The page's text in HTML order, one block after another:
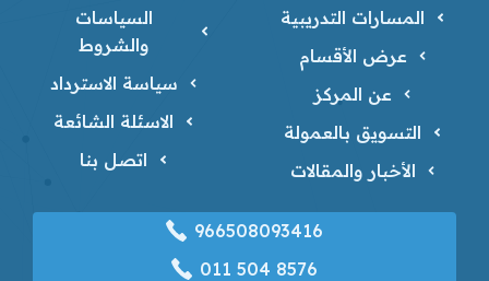
المسارات التدريبية
عرض الأقسام
عن المركز
التسويق بالعمولة
الأخبار والمقالات
السياسات
والشروط
سياسة الاسترداد
الاسئلة الشائعة
اتصل بنا
966508093416
‎011 504 8576